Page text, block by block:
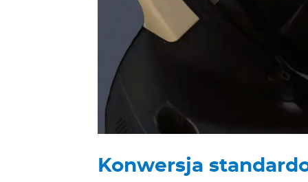
Konwersja